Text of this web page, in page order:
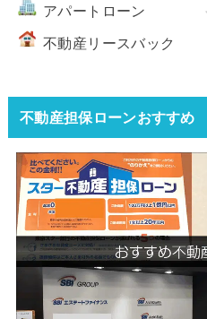
アパートローン
不動産リースバック
不動産担保ローンおすすめ